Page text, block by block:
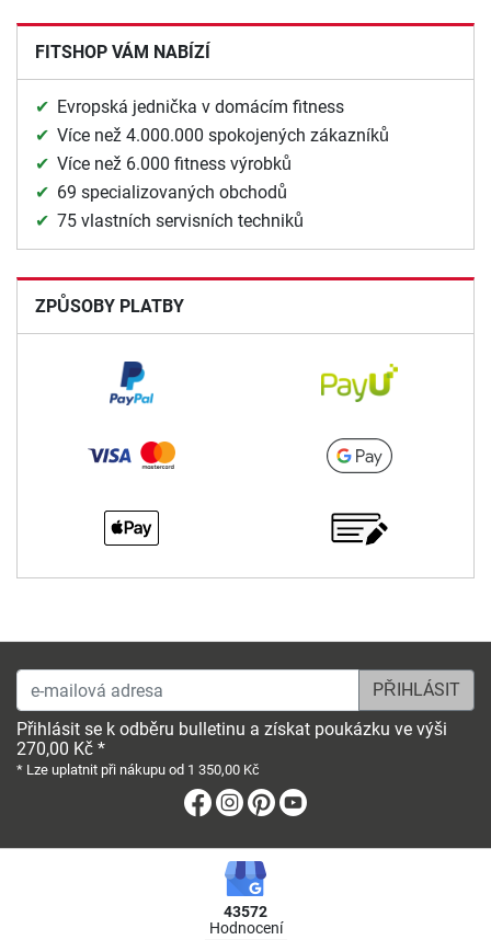
FITSHOP VÁM NABÍZÍ
Evropská jednička v domácím fitness
Více než 4.000.000 spokojených zákazníků
Více než 6.000 fitness výrobků
69 specializovaných obchodů
75 vlastních servisních techniků
ZPŮSOBY PLATBY
e-mailová adresa
Přihlásit se k odběru bulletinu a získat poukázku ve výši
270,00 Kč *
* Lze uplatnit při nákupu od 1 350,00 Kč
Facebook
Instagram
Pinterest
43572
Hodnocení